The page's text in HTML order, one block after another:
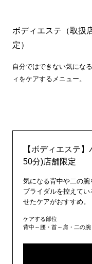
ボディエステ（取扱
定）
自分ではできない気にな
ィをケアするメニュー。
【ボディエステ
50分)店舗限定
気になる背中や二の腕
ブライダルを控えて
せたケアがおすすめ。
ケアする部位
背中～腰・首～肩・二の